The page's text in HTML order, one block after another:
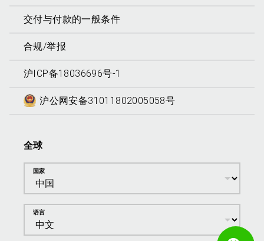
交付与付款的一般条件
合规/举报
沪ICP备18036696号-1
沪公网安备31011802005058号
全球
国家
语言